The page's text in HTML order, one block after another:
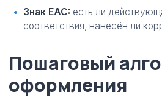
Знак EAC: есть ли
соответствия, нанесён ли
Пошаговый
оформления